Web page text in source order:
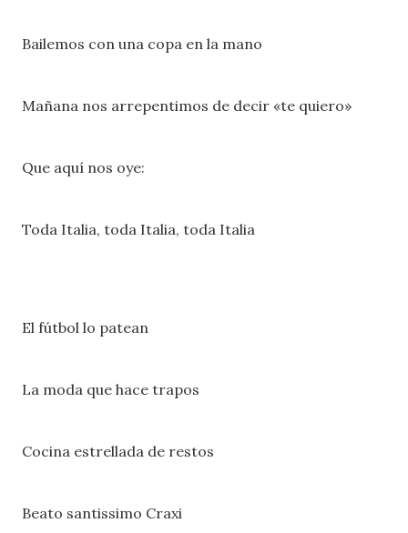
Bailemos con una copa en la mano
Mañana nos arrepentimos de decir «te quiero»
Que aquí nos oye:
Toda Italia, toda Italia, toda Italia
El fútbol lo patean
La moda que hace trapos
Cocina estrellada de restos
Beato santissimo Craxi